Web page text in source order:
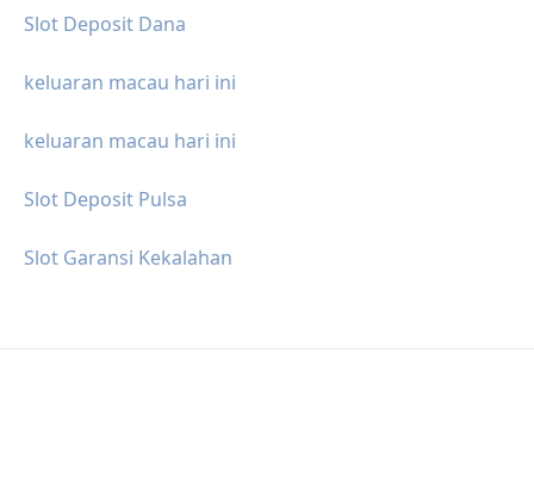
Slot Deposit Dana
keluaran macau hari ini
keluaran macau hari ini
Slot Deposit Pulsa
Slot Garansi Kekalahan